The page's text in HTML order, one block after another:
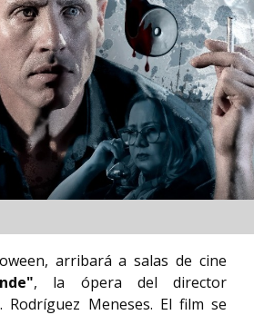
arribará a salas de cine
, la ópera del director
Rodríguez Meneses. El film se